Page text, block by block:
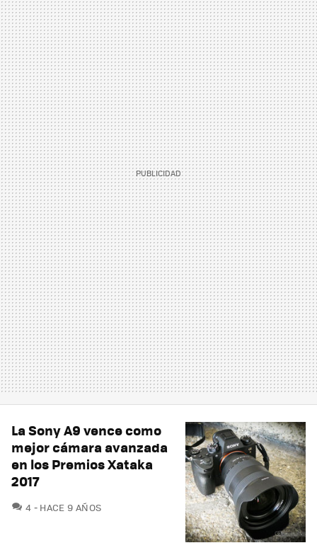
La Sony A9 vence como
mejor cámara avanzada
en los Premios Xataka
2017
4 COMENTARIOS
HACE 9 AÑOS